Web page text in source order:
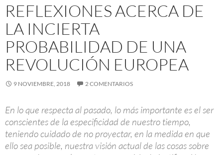
REFLEXIONES ACERCA DE
LA INCIERTA
PROBABILIDAD DE UNA
REVOLUCIÓN EUROPEA
9 NOVIEMBRE, 2018 2 COMENTARIOS
En lo que respecta al pasado, lo más importante es el ser
conscientes de la especificidad de nuestro tiempo,
teniendo cuidado de no proyectar, en la medida en que
ello sea posible, nuestra visión actual de las cosas sobre